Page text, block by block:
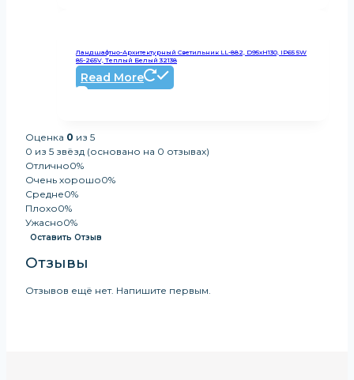
Ландшафтно-Архитектурный Светильник LL-882, D95xH130, IP65 5W
85-265V, Теплый Белый 32138
Read More
Оценка 0 из 5
0 из 5 звёзд (основано на 0 отзывах)
Отлично0%
Очень хорошо0%
Средне0%
Плохо0%
Ужасно0%
Оставить Отзыв
Отзывы
Отзывов ещё нет. Напишите первым.